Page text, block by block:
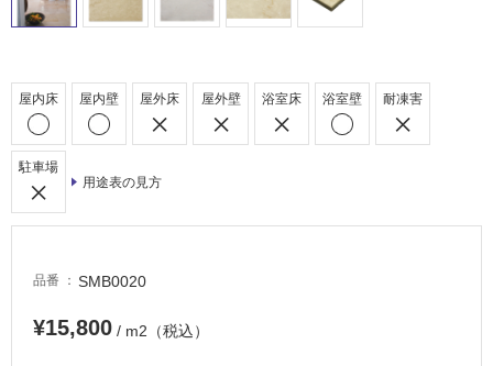
屋内床 屋内壁 屋外床 屋外壁 浴室床 浴室壁 耐凍害
駐車場
用途表の見方
品番 SMB0020
¥15,800 / m2（税込）
屋
床・
屋
外
床・
浴
室
駐
車